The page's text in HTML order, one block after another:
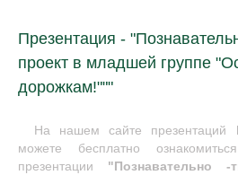
Презентация -
проект в младшей группе
дорожкам!"""
На нашем сайте презентаций
можете бесплатно
презентации "Познавательно -